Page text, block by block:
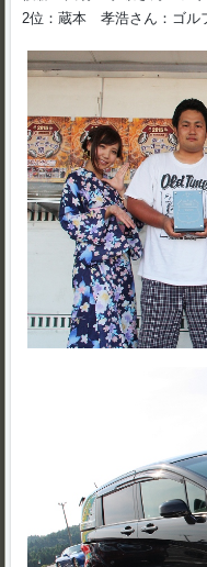
2位：蔵本 孝浩さん：ゴ